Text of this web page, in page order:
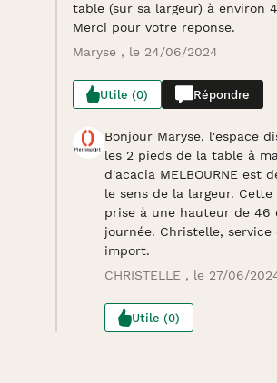
table (sur sa largeur) à environ
Merci pour votre reponse.
Maryse , le 24/06/2024
Utile (0) Répondre
Bonjour Maryse, l'espace
les 2 pieds de la table à
d'acacia MELBOURNE est
le sens de la largeur.
prise à une hauteur de 46
journée. Christelle,
import.
CHRISTELLE , le 27/06/
Utile (0)